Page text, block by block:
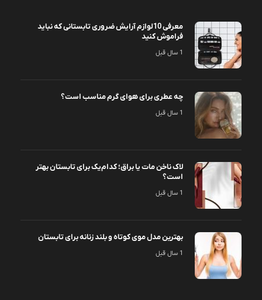
معرفی 10لوازم آرایش ضروری تابستانی که نباید
فراموش کنید
1 سال قبل
چه عطری برای هوای گرم مناسب است؟
1 سال قبل
لاک ناخن مات یا براق؛ کدام‌یک برای تابستان بهتر
است؟
1 سال قبل
بهترین مدل موی کوتاه و بلند زنانه برای تابستان
1 سال قبل